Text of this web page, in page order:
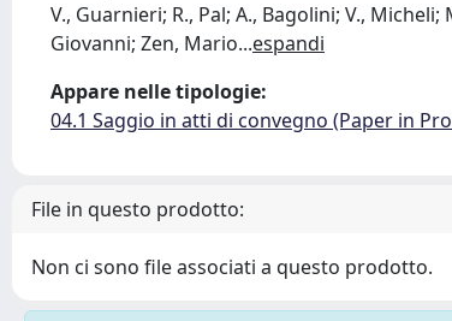
V., Guarnieri; R., Pal; A., Bagolini; V.,
Giovanni; Zen, Mario...espandi
Appare nelle tipologie:
04.1 Saggio in atti di convegno (Paper in
File in questo prodotto:
Non ci sono file associati a questo prodotto.